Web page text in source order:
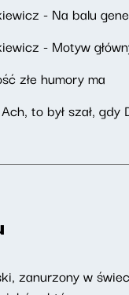
- Na balu
- Motyw
złe humory ma
to był szał, gdy
zanurzony w